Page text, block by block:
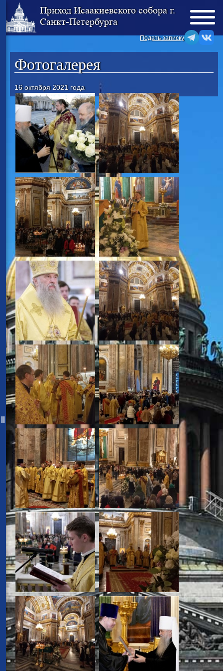
Приход Исаакиевского собора г.
Санкт-Петербурга
Подать записку
Фотогалерея
16 октября 2021 года